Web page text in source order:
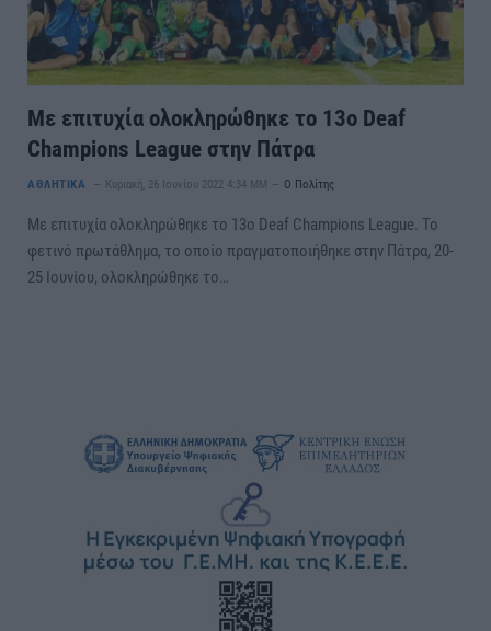
Με επιτυχία ολοκληρώθηκε το 13ο Deaf
Champions League στην Πάτρα
ΑΘΛΗΤΙΚΑ Κυριακή, 26 Ιουνίου 2022 4:34 ΜΜ Ο Πολίτης
Με επιτυχία ολοκληρώθηκε το 13ο Deaf Champions League. Το
φετινό πρωτάθλημα, το οποίο πραγματοποιήθηκε στην Πάτρα, 20-
25 Ιουνίου, ολοκληρώθηκε το…